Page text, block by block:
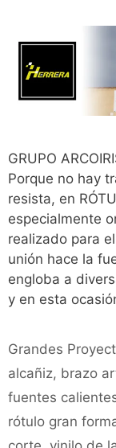
GRUPO
Porque no hay
resista, en
especialmente
realizado para el
unión hace la
engloba a
y en esta
Grandes
alcañiz, brazo
fuentes
rótulo gran